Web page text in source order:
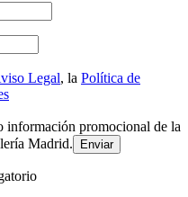
Legal, la Política de
información promocional de la
Madrid.